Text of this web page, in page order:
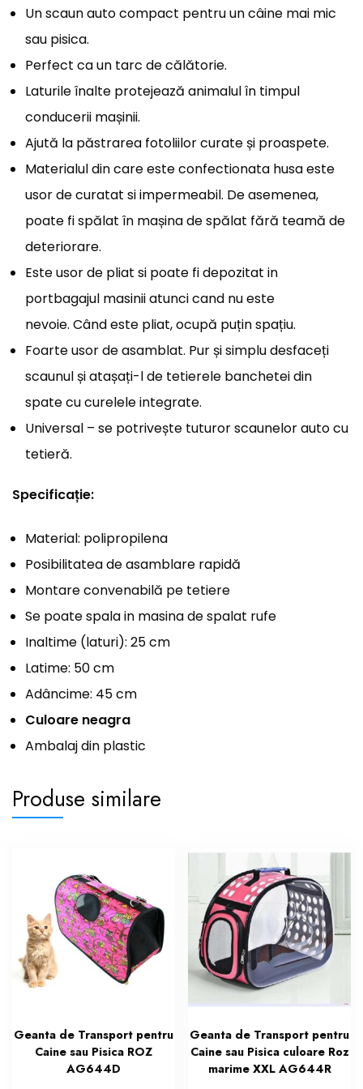
Un scaun auto compact pentru un câine mai mic
sau pisica.
Perfect ca un tarc de călătorie.
Laturile înalte protejează animalul în timpul
conducerii mașinii.
Ajută la păstrarea fotoliilor curate și proaspete.
Materialul din care este confectionata husa este
usor de curatat si impermeabil. De asemenea,
poate fi spălat în mașina de spălat fără teamă de
deteriorare.
Este usor de pliat si poate fi depozitat in
portbagajul masinii atunci cand nu este
nevoie. Când este pliat, ocupă puțin spațiu.
Foarte usor de asamblat. Pur și simplu desfaceți
scaunul și atașați-l de tetierele banchetei din
spate cu curelele integrate.
Universal – se potrivește tuturor scaunelor auto cu
tetieră.
Specificație:
Material: polipropilena
Posibilitatea de asamblare rapidă
Montare convenabilă pe tetiere
Se poate spala in masina de spalat rufe
Inaltime (laturi): 25 cm
Latime: 50 cm
Adâncime: 45 cm
Culoare neagra
Ambalaj din plastic
Produse similare
Geanta de Transport pentru
Caine sau Pisica ROZ
AG644D
Geanta de Transport pentru
Caine sau Pisica culoare Roz
marime XXL AG644R